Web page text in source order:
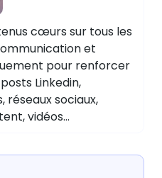
cœurs sur tous les
et
pour renforcer
Linkedin,
réseaux sociaux,
vidéos…